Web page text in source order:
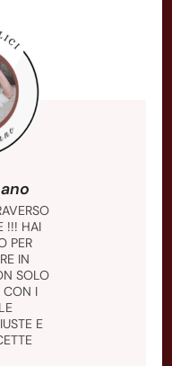
!!! HAI
PER
IN
SOLO
CON I
E